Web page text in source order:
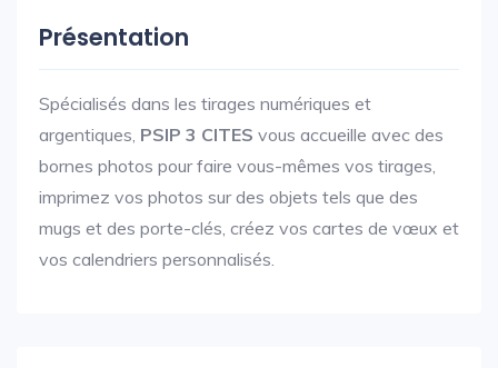
Présentation
Spécialisés dans les tirages numériques et
argentiques, PSIP 3 CITES vous accueille avec des
bornes photos pour faire vous-mêmes vos tirages,
imprimez vos photos sur des objets tels que des
mugs et des porte-clés, créez vos cartes de vœux et
vos calendriers personnalisés.